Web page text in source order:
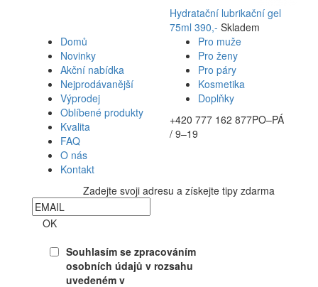
Hydratační lubrikační gel
75ml 390,- Skladem
Domů
Novinky
Akční nabídka
Nejprodávanější
Výprodej
Oblíbené produkty
Kvalita
FAQ
O nás
Kontakt
Pro muže
Pro ženy
Pro páry
Kosmetika
Doplňky
+420 777 162 877PO–PÁ
/ 9–19
Zadejte svoji adresu a získejte tipy zdarma
OK
Souhlasím se zpracováním
osobních údajů v rozsahu
uvedeném v